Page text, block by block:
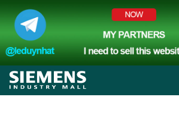
to
content